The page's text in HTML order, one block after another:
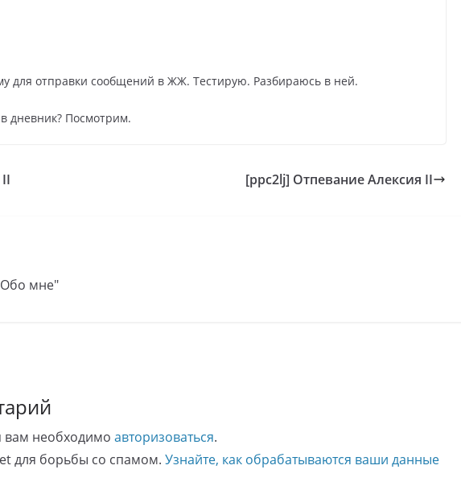
для отправки сообщений в ЖЖ. Тестирую. Разбираюсь в ней.
дневник? Посмотрим.
[ppc2lj] Отпевание Алексия II
мне"
вам необходимо авторизоваться.
для борьбы со спамом. Узнайте, как обрабатываются ваши данные